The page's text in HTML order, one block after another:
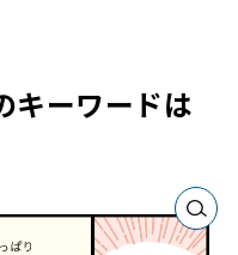
キーワードは